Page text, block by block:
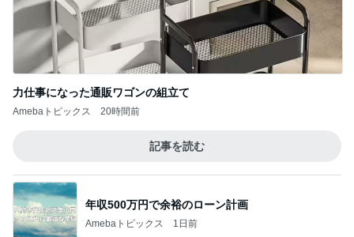
力仕事になった通販ワゴンの組立て
Amebaトピックス 20時間前
記事を読む
年収500万円で余裕のローン計画
Amebaトピックス 1日前